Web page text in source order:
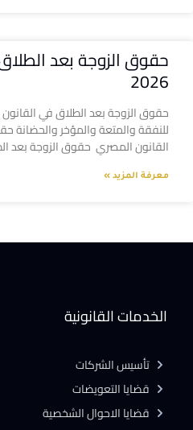
حقوق الزوجة بعد
2026
للنفقة والمتعة والمؤخر والحضانة
القانون المصري حقوق الزوجة بعد
معرفة المزيد »
الخدمات القانونية
تأسيس الشركات
قضايا التعويضات
قضايا الاحوال الشخصية